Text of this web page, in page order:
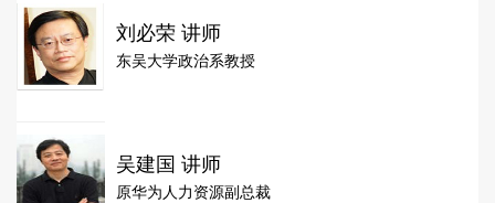
刘必荣 讲师
东吴大学政治系教授
吴建国 讲师
原华为人力资源副总裁